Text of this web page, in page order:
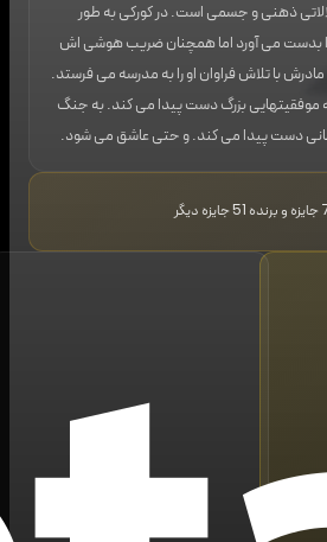
ذهنی و جسمی است. در کورکی به طور
را بدست می آورد اما همچنان ضریب هوشی اش
مادرش با تلاش فراوان او را به مدرسه می فرستد.
موفقیتهایی بزرگ دست پیدا می کند. به جنگ
دست پیدا می کند. و حتی عاشق می شود.